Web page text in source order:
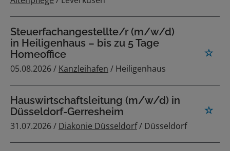
Steuerfachangestellte/r (m/w/d)
in Heiligenhaus – bis zu 5 Tage
Homeoffice
05.08.2026 / Kanzleihafen / Heiligenhaus
Hauswirtschaftsleitung (m/w/d) in
Düsseldorf-Gerresheim
31.07.2026 / Diakonie Düsseldorf/ Düsseldorf